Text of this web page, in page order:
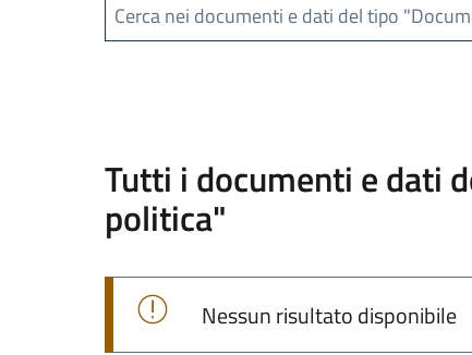
Cerca nei documenti e dati del tipo
Tutti i documenti e dati
politica"
Nessun risultato disponibile